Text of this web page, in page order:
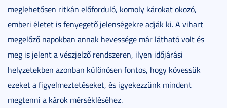
meglehetősen ritkán előforduló, komoly károkat okozó,
emberi életet is fenyegető jelenségekre adják ki. A vihart
megelőző napokban annak hevessége már látható volt és
meg is jelent a vészjelző rendszeren, ilyen időjárási
helyzetekben azonban különösen fontos, hogy kövessük
ezeket a figyelmeztetéseket, és igyekezzünk mindent
megtenni a károk mérsékléséhez.